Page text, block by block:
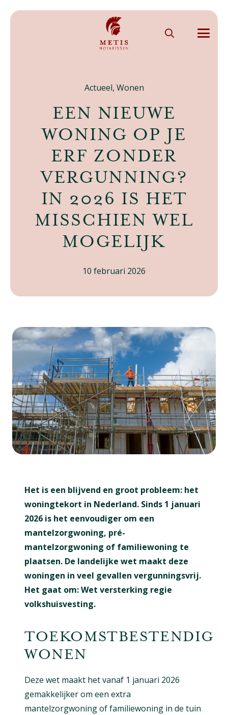
Actueel, Wonen
​EEN NIEUWE
WONING OP JE
ERF ZONDER
VERGUNNING?
IN 2026 IS HET
MISSCHIEN WEL
MOGELIJK
10 februari 2026
Het is een blijvend en groot probleem: het
woningtekort in Nederland. Sinds 1 januari
2026 is het eenvoudiger om een
mantelzorgwoning, pré-
mantelzorgwoning of familiewoning te
plaatsen. De landelijke wet maakt deze
woningen in veel gevallen vergunningsvrij.
Het gaat om: Wet versterking regie
volkshuisvesting.
TOEKOMSTBESTENDIG
WONEN
Deze wet maakt het vanaf 1 januari 2026
gemakkelijker om een extra
mantelzorgwoning of familiewoning in de tuin